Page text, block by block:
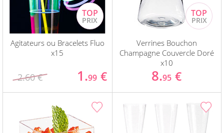
Agitateurs ou Bracelets Fluo
x15
2.60 € 1.99 €
Verrines Bouchon
Champagne Couvercle Doré
x10
8.95 €